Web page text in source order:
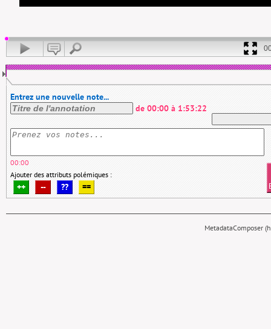
Entrez une nouvelle note...
de 00:00 à 1:53:22
00:00
Ajouter des attributs polémiques :
++ -- ?? ==
MetadataComposer